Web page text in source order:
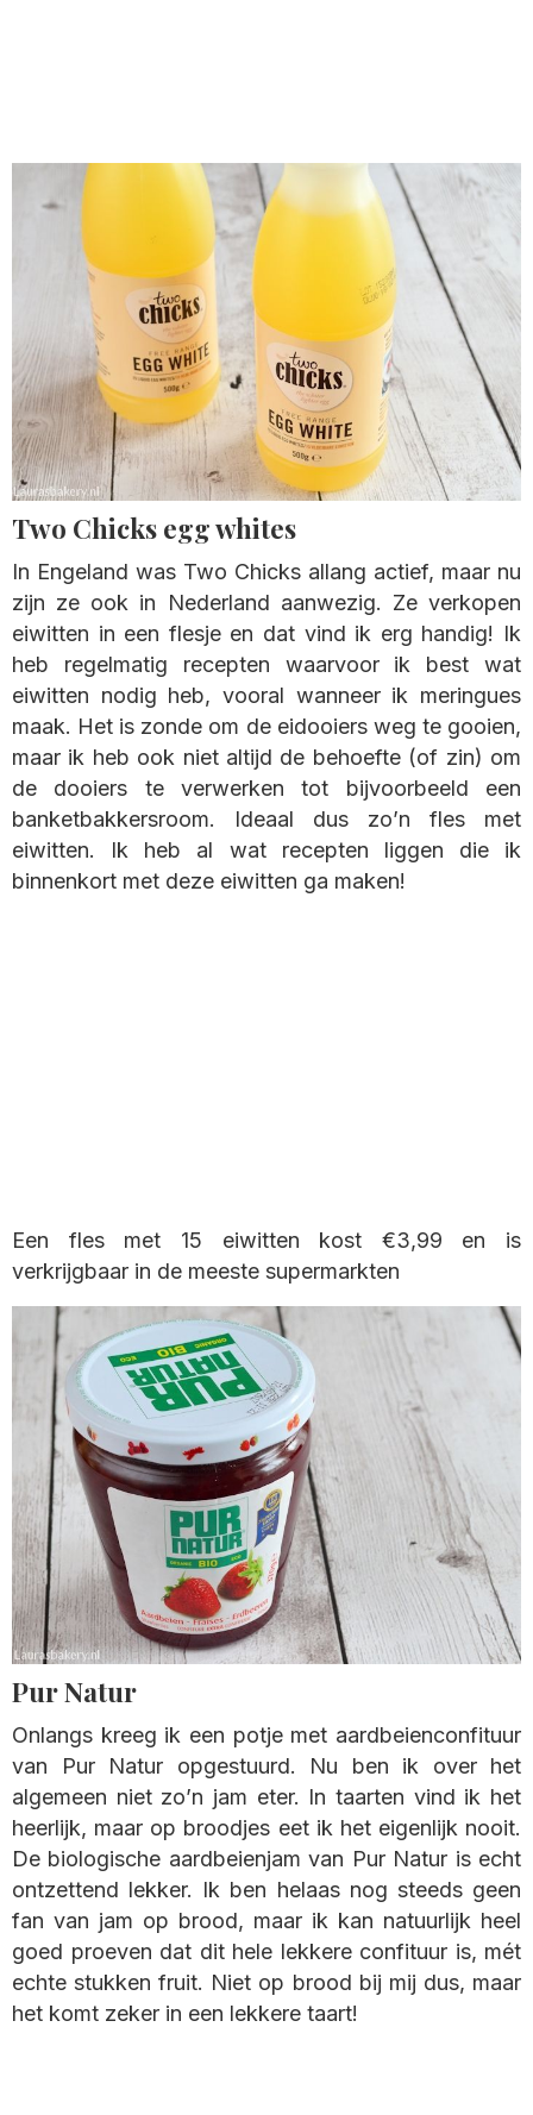
Two Chicks egg whites
In Engeland was Two Chicks allang actief, maar nu
zijn ze ook in Nederland aanwezig. Ze verkopen
eiwitten in een flesje en dat vind ik erg handig! Ik
heb regelmatig recepten waarvoor ik best wat
eiwitten nodig heb, vooral wanneer ik meringues
maak. Het is zonde om de eidooiers weg te gooien,
maar ik heb ook niet altijd de behoefte (of zin) om
de dooiers te verwerken tot bijvoorbeeld een
banketbakkersroom. Ideaal dus zo’n fles met
eiwitten. Ik heb al wat recepten liggen die ik
binnenkort met deze eiwitten ga maken!
Een fles met 15 eiwitten kost €3,99 en is
verkrijgbaar in de meeste supermarkten
Pur Natur
Onlangs kreeg ik een potje met aardbeienconfituur
van Pur Natur opgestuurd. Nu ben ik over het
algemeen niet zo’n jam eter. In taarten vind ik het
heerlijk, maar op broodjes eet ik het eigenlijk nooit.
De biologische aardbeienjam van Pur Natur is echt
ontzettend lekker. Ik ben helaas nog steeds geen
fan van jam op brood, maar ik kan natuurlijk heel
goed proeven dat dit hele lekkere confituur is, mét
echte stukken fruit. Niet op brood bij mij dus, maar
het komt zeker in een lekkere taart!